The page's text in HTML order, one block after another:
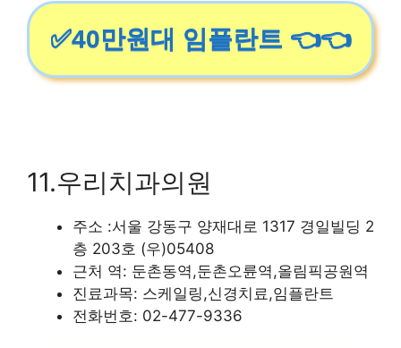
✅40만원대 임플란트 👈👈
11.우리치과의원
주소 :서울 강동구 양재대로 1317 경일빌딩 2
층 203호 (우)05408
근처 역: 둔촌동역,둔촌오륜역,올림픽공원역
진료과목: 스케일링,신경치료,임플란트
전화번호: 02-477-9336